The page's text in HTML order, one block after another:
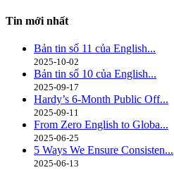
Tin mới nhất
Bản tin số 11 của English...
2025-10-02
Bản tin số 10 của English...
2025-09-17
Hardy’s 6-Month Public Off...
2025-09-11
From Zero English to Globa...
2025-06-25
5 Ways We Ensure Consisten...
2025-06-13